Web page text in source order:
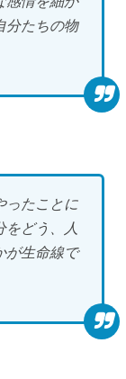
分たちの物
ったことに
をどう、人
が生命線で